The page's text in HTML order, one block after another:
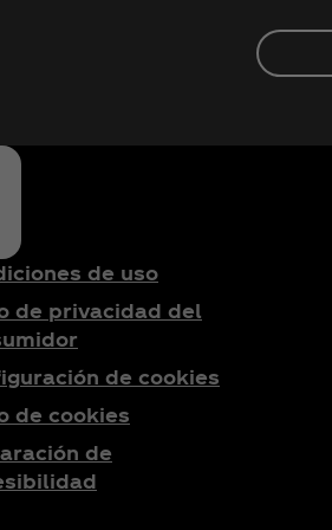
de uso
de privacidad del
de cookies
de cookies
de